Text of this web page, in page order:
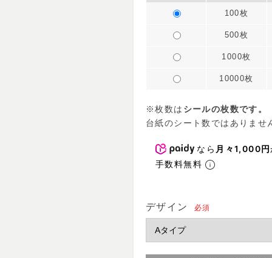
100枚
500枚
1000枚
10000枚
※枚数は シールの枚数です。
台紙のシート数ではありませ
なら 月々1,000円
手数料無料
デザイン 必須